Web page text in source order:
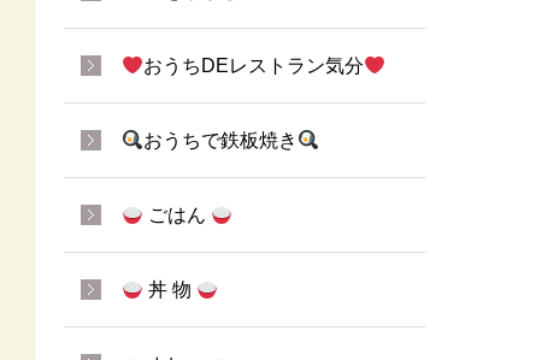
おうちDEレストラン気分
おうちで鉄板焼き
ごはん
丼 物